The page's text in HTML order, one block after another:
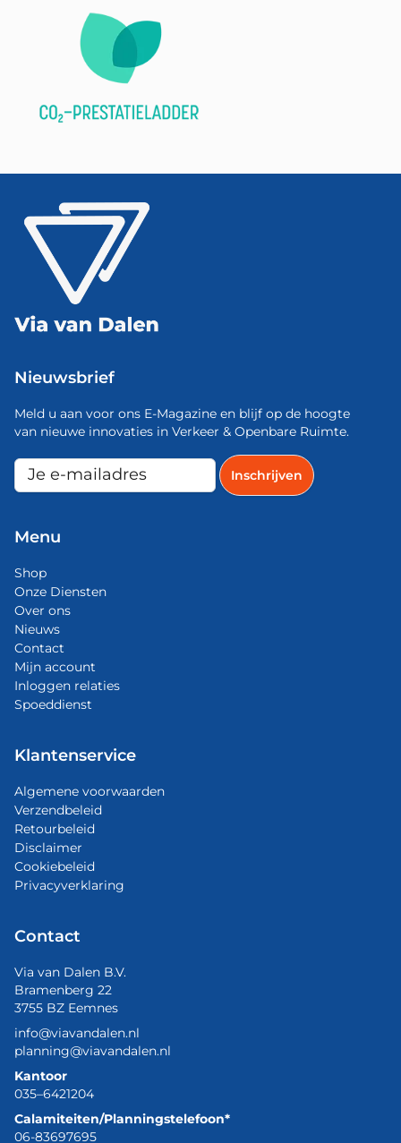
Nieuwsbrief
Meld u aan voor ons E-Magazine en blijf op de hoogte
van nieuwe innovaties in Verkeer & Openbare Ruimte.
Menu
Shop
Onze Diensten
Over ons
Nieuws
Contact
Mijn account
Inloggen relaties
Spoeddienst
Klantenservice
Algemene voorwaarden
Verzendbeleid
Retourbeleid
Disclaimer
Cookiebeleid
Privacyverklaring
Contact
Via van Dalen B.V.
Bramenberg 22
3755 BZ Eemnes
info@viavandalen.nl
planning@viavandalen.nl
Kantoor
035–6421204
Calamiteiten/Planningstelefoon*
06-83697695